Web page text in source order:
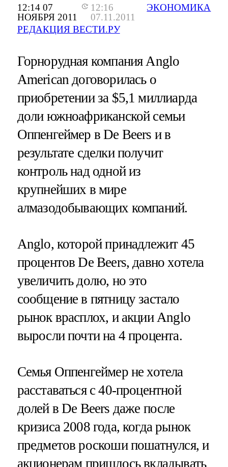
12:14 07
НОЯБРЯ 2011
12:16
07.11.2011
РЕДАКЦИЯ ВЕСТИ.РУ
ЭКОНОМИКА
Горнорудная компания Anglo
American договорилась о
приобретении за $5,1 миллиарда
доли южноафриканской семьи
Оппенгеймер в De Beers и в
результате сделки получит
контроль над одной из
крупнейших в мире
алмазодобывающих компаний.
Anglo, которой принадлежит 45
процентов De Beers, давно хотела
увеличить долю, но это
сообщение в пятницу застало
рынок врасплох, и акции Anglo
выросли почти на 4 процента.
Семья Оппенгеймер не хотела
расставаться с 40-процентной
долей в De Beers даже после
кризиса 2008 года, когда рынок
предметов роскоши пошатнулся, и
акционерам пришлось вкладывать